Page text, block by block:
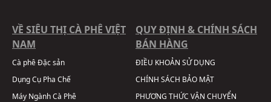
VỀ SIÊU THỊ CÀ PHÊ VIỆT
NAM
Cà phê Đặc sản
Dụng Cụ Pha Chế
Máy Ngành Cà Phê
QUY ĐỊNH & CHÍNH SÁCH
BÁN HÀNG
ĐIỀU KHOẢN SỬ DỤNG
CHÍNH SÁCH BẢO MẬT
PHƯƠNG THỨC VẬN CHUYỂN